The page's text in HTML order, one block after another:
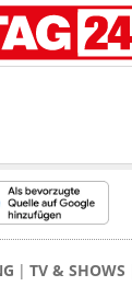
TV & SHOWS